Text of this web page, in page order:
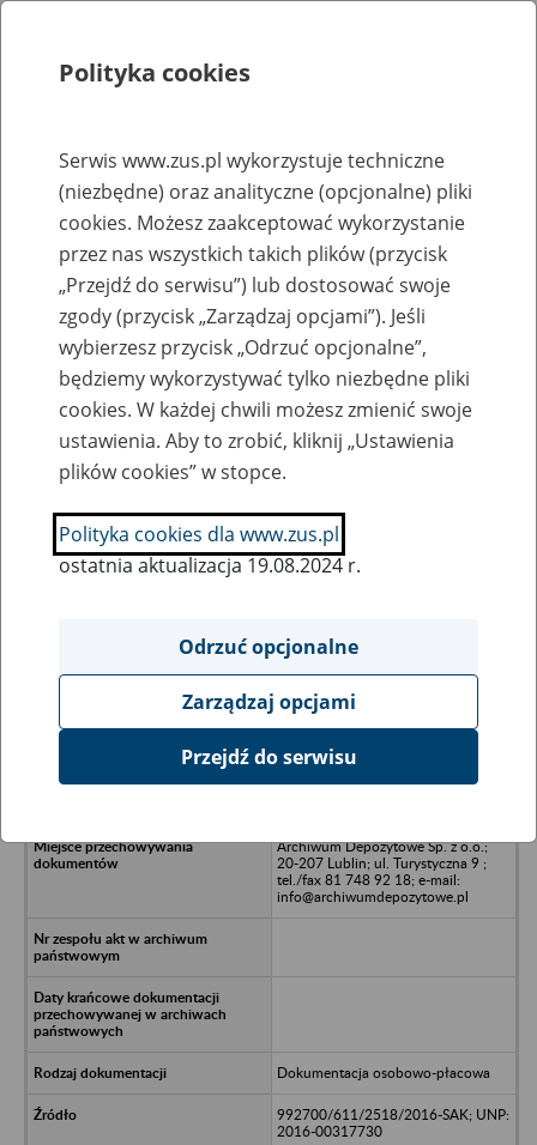
Rejestry, ewidencje i archiwa
Baza zlikwidowanych lub
przekształconych zakładów pracy
Nazwa zakładu pracy:
SZUKAJ
Ukryj wszystkie pozycje bazy
DORA Sp. z o.o., ul. Płowiecka 70,
Archiwum Depozytowe Sp. z o.o.;
20-207 Lublin; ul. Turystyczna 9 ;
tel./fax 81 748 92 18; e-mail:
info@archiwumdepozytowe.pl
Dokumentacja osobowo-płacowa
992700/611/2518/2016-SAK; UNP:
2016-00317730
Polityka cookies
Serwis www.zus.pl wykorzystuje techniczne
(niezbędne) oraz analityczne (opcjonalne) pliki
cookies. Możesz zaakceptować wykorzystanie
przez nas wszystkich takich plików (przycisk
„Przejdź do serwisu”) lub dostosować swoje
zgody (przycisk „Zarządzaj opcjami”). Jeśli
wybierzesz przycisk „Odrzuć opcjonalne”,
będziemy wykorzystywać tylko niezbędne pliki
cookies. W każdej chwili możesz zmienić swoje
ustawienia. Aby to zrobić, kliknij „Ustawienia
plików cookies” w stopce.
Polityka cookies dla www.zus.pl
ostatnia aktualizacja 19.08.2024 r.
Odrzuć opcjonalne
Zarządzaj opcjami
Przejdź do serwisu